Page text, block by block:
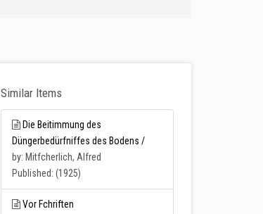
Similar Items
Die Beitimmung des
Düngerbedürfniffes des Bodens /
by: Mitfcherlich, Alfred
Published: (1925)
Vor Fchriften